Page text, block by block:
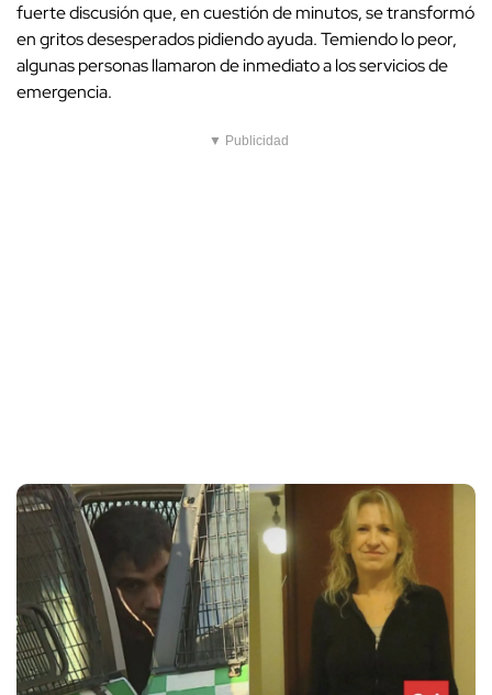
fuerte discusión que, en cuestión de minutos, se transformó
en gritos desesperados pidiendo ayuda. Temiendo lo peor,
algunas personas llamaron de inmediato a los servicios de
emergencia.
▼ Publicidad